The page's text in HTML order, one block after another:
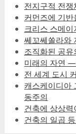
전지구적 전
커먼즈에 기
크리스 스메
쎄꼬쎄쏠라와
조직화된 공
미래의 자연
전 세계 도시
캐스케이디아
동주의
건축에 상상
건축의 일곱